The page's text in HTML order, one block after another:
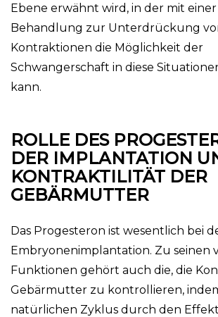
Ebene erwähnt wird, in der mit
Behandlung zur Unterdrückung
Kontraktionen die Möglichkeit der
Schwangerschaft in diese
kann.
ROLLE DES
DER IMPLANTATION
KONTRAKTILITÄT DER
GEBÄRMUTTER
Das Progesteron ist wesentlich bei
Embryonenimplantation. Zu seinen
Funktionen gehört auch die, die
Gebärmutter zu kontrollieren,
natürlichen Zyklus durch den Effekt